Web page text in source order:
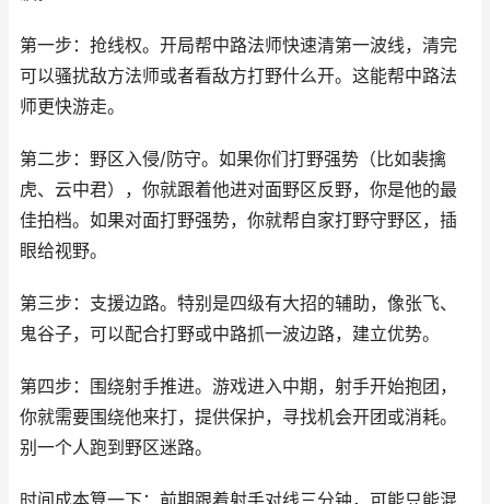
第一步：抢线权。开局帮中路法师快速清第一波线，清完
可以骚扰敌方法师或者看敌方打野什么开。这能帮中路法
师更快游走。
第二步：野区入侵/防守。如果你们打野强势（比如裴擒
虎、云中君），你就跟着他进对面野区反野，你是他的最
佳拍档。如果对面打野强势，你就帮自家打野守野区，插
眼给视野。
第三步：支援边路。特别是四级有大招的辅助，像张飞、
鬼谷子，可以配合打野或中路抓一波边路，建立优势。
第四步：围绕射手推进。游戏进入中期，射手开始抱团，
你就需要围绕他来打，提供保护，寻找机会开团或消耗。
别一个人跑到野区迷路。